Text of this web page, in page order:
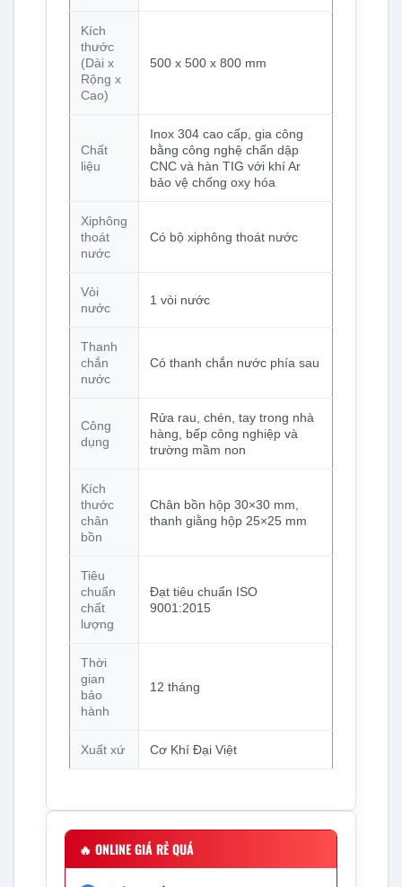
Kích
thước
(Dài x
Rộng x
Cao)
500 x 500 x 800 mm
Chất
liệu
Inox 304 cao cấp, gia công
bằng công nghệ chấn dập
CNC và hàn TIG với khí Ar
bảo vệ chống oxy hóa
Xiphông
thoát
nước
Có bộ xiphông thoát nước
Vòi
nước
1 vòi nước
Thanh
chắn
nước
Có thanh chắn nước phía sau
Công
dụng
Rửa rau, chén, tay trong nhà
hàng, bếp công nghiệp và
trường mầm non
Kích
thước
chân
bồn
Chân bồn hộp 30×30 mm,
thanh giằng hộp 25×25 mm
Tiêu
chuẩn
chất
lượng
Đạt tiêu chuẩn ISO
9001:2015
Thời
gian
bảo
hành
12 tháng
Xuất xứ Cơ Khí Đại Việt
🔥 ONLINE GIÁ RẺ QUÁ